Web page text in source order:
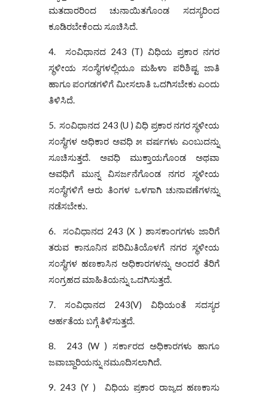
ಮತದಾರರಿಂದ ಚುನಾಯಿತಗೊಂಡ ಸದಸ್ಯರಿಂದ
ಕೂಡಿರಬೇಕೆಂದು ಸೂಚಿಸಿದೆ.
4. ಸಂವಿಧಾನದ 243 (T) ವಿಧಿಯ ಪ್ರಕಾರ ನಗರ
ಸ್ಥಳೀಯ ಸಂಸ್ಥೆಗಳಲ್ಲಿಯೂ ಮಹಿಳಾ ಪರಿಶಿಷ್ಟ ಜಾತಿ
ಹಾಗೂ ಪಂಗಡಗಳಿಗೆ ಮೀಸಲಾತಿ ಒದಗಿಸಬೇಕು ಎಂದು
ತಿಳಿಸಿದೆ.
5. ಸಂವಿಧಾನದ 243 (U ) ವಿಧಿ ಪ್ರಕಾರ ನಗರ ಸ್ಥಳೀಯ
ಸಂಸ್ಥೆಗಳ ಅಧಿಕಾರ ಅವಧಿ ೫ ವರ್ಷಗಳು ಎಂಬುದನ್ನು
ಸೂಚಿಸುತ್ತದೆ. ಅವಧಿ ಮುಕ್ತಾಯಗೊಂಡ ಅಥವಾ
ಅವಧಿಗೆ ಮುನ್ನ ವಿಸರ್ಜನೆಗೊಂಡ ನಗರ ಸ್ಥಳೀಯ
ಸಂಸ್ಥೆಗಳಿಗೆ ಆರು ತಿಂಗಳ ಒಳಗಾಗಿ ಚುನಾವಣೆಗಳನ್ನು
ನಡೆಸಬೇಕು.
6. ಸಂವಿಧಾನದ 243 (X ) ಶಾಸಕಾಂಗಗಳು ಜಾರಿಗೆ
ತರುವ ಕಾನೂನಿನ ಪರಿಮಿತಿಯೊಳಗೆ ನಗರ ಸ್ಥಳೀಯ
ಸಂಸ್ಥೆಗಳ ಹಣಕಾಸಿನ ಅಧಿಕಾರಗಳನ್ನು ಅಂದರೆ ತೆರಿಗೆ
ಸಂಗ್ರಹದ ಮಾಹಿತಿಯನ್ನು ಒದಗಿಸುತ್ತದೆ.
7. ಸಂವಿಧಾನದ 243(V) ವಿಧಿಯಂತೆ ಸದಸ್ಯರ
ಅರ್ಹತೆಯ ಬಗ್ಗೆ ತಿಳಿಸುತ್ತದೆ.
8. 243 (W ) ಸರ್ಕಾರದ ಅಧಿಕಾರಗಳು ಹಾಗೂ
ಜವಾಬ್ದಾರಿಯನ್ನು ನಮೂದಿಸಲಾಗಿದೆ.
9. 243 (Y ) ವಿಧಿಯ ಪ್ರಕಾರ ರಾಜ್ಯದ ಹಣಕಾಸು